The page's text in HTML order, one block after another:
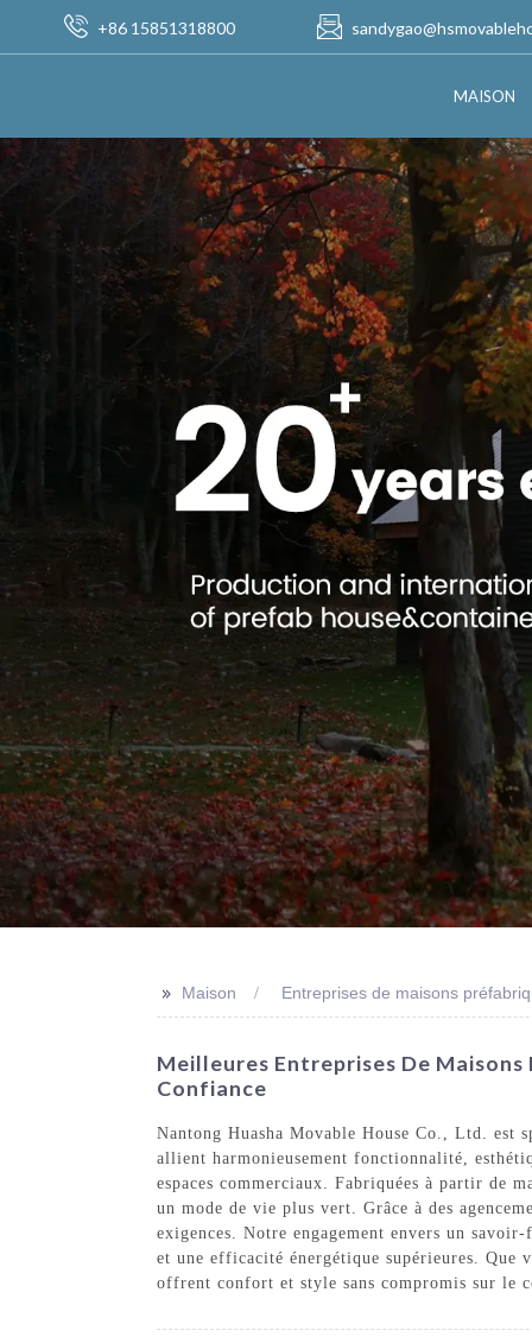
+86 15851318800
MAISON
>> Maison Entreprises de maisons
Meilleures Entreprises De
Confiance
Nantong Huasha Movable House Co., Ltd. est
allient harmonieusement fonctionnalité,
espaces commerciaux. Fabriquées à partir de
un mode de vie plus vert. Grâce à des
exigences. Notre engagement envers un
et une efficacité énergétique supérieures. Que
offrent confort et style sans compromis sur le